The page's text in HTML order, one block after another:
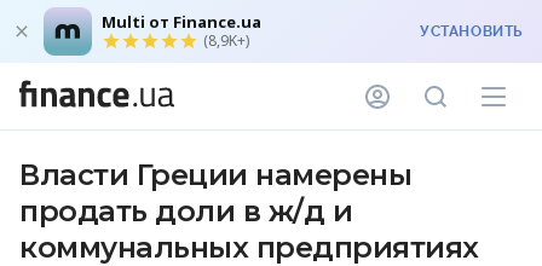
Multi от Finance.ua
(8,9K+) УСТАНОВИТЬ
Власти Греции намерены
продать доли в ж/д и
коммунальных предприятиях